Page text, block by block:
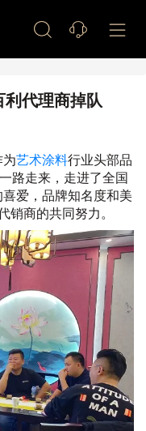
利代理商掉队
艺术涂料行业头部品
路走来，走进了全国
爱，品牌知名度和美
商的共同努力。